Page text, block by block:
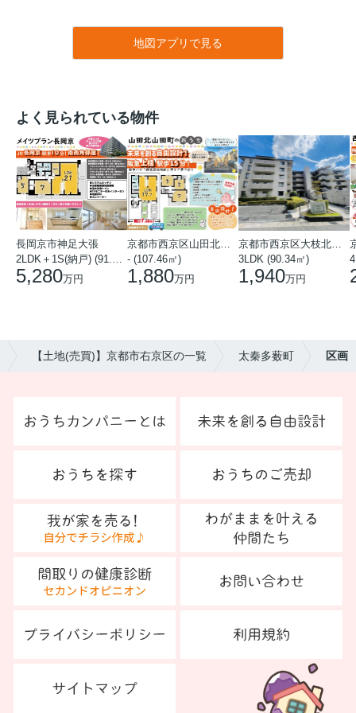
地図アプリで見る
よく見られている物件
長岡京市神足大張
5,280万円
- (107.46㎡)
1,880万円
3LDK (90.34㎡)
1,940万円
【土地(売買)】京都市右京区の一覧 太秦多薮町 区画